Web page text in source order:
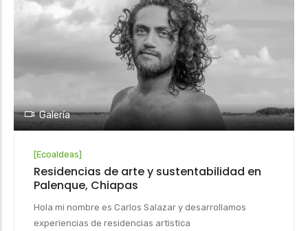
Galería
[Ecoaldeas]
Residencias de arte y sustentabilidad en
Palenque, Chiapas
Hola mi nombre es Carlos Salazar y desarrollamos
experiencias de residencias artistica